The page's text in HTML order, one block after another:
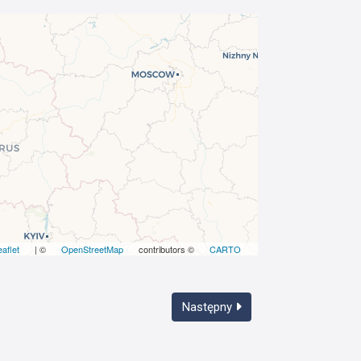
| © OpenStreetMap contributors © CARTO
Następny